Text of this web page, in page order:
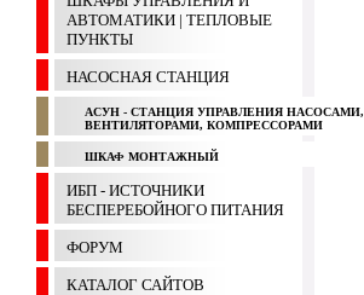
АВТОМАТИКИ | ТЕПЛОВЫЕ
ПУНКТЫ
НАСОСНАЯ СТАНЦИЯ
АСУН - СТАНЦИЯ УПРАВЛЕНИЯ НАСОСАМИ,
ВЕНТИЛЯТОРАМИ, КОМПРЕССОРАМИ
ШКАФ МОНТАЖНЫЙ
ИБП - ИСТОЧНИКИ
БЕСПЕРЕБОЙНОГО ПИТАНИЯ
ФОРУМ
КАТАЛОГ САЙТОВ